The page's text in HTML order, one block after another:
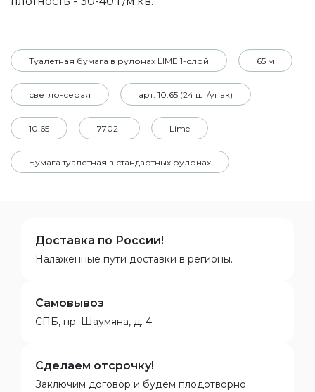
Туалетная бумага в рулонах LIME 1-слой 65 м
светло-серая арт. 10.65 (24 шт/упак)
10.65 7702- Lime
Бумага туалетная в стандартных рулонах
Доставка по России!
Налаженные пути доставки в регионы.
Самовывоз
СПБ, пр. Шаумяна, д. 4
Сделаем отсрочку!
Заключим договор и будем плодотворно